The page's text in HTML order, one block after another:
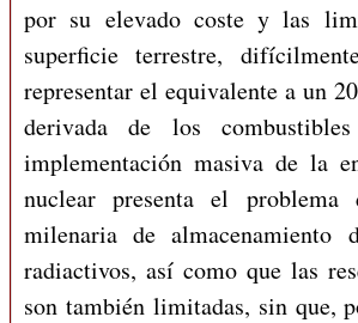
por su elevado coste y las
superficie terrestre,
representar el equivalente a un
derivada de los
implementación masiva de la
nuclear presenta el
milenaria de almacenamiento
radiactivos, así como que las
son también limitadas, sin que,